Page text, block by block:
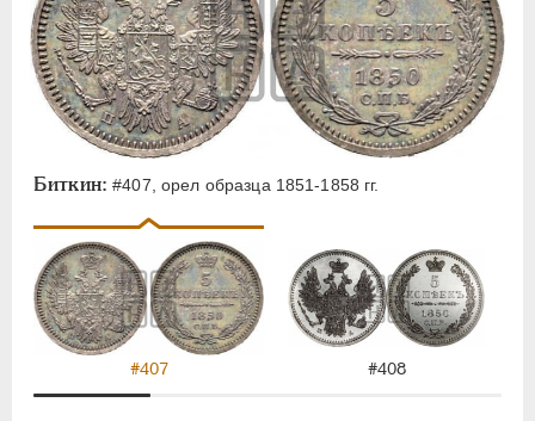
Биткин: #407, орел образца 1851-1858 гг.
#407 #408